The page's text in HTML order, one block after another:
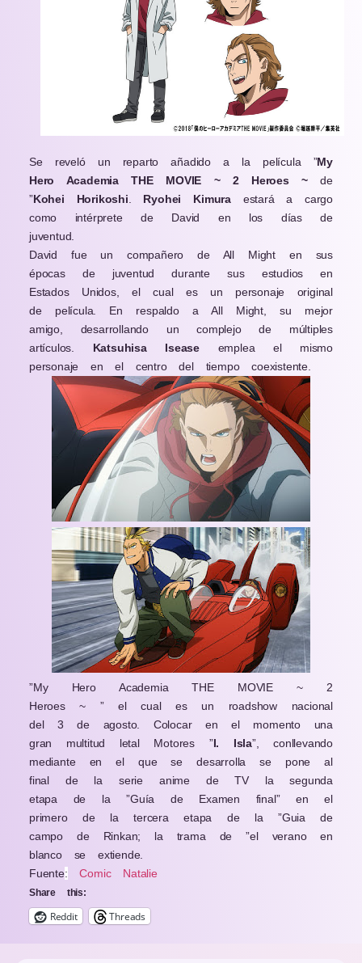
Se reveló un reparto añadido a la película ”My
Hero Academia THE MOVIE ~ 2 Heroes~
de
”Kohei Horikoshi Ryohei Kimuraestará a cargo
como intérprete de David en los días de
juventud.
David fue un compañero de All Might en sus
épocas de juventud durante sus estudios en
Estados Unidos, el cual es un personaje original
de película. En respaldo a All Might, su mejor
amigo, desarrollando un complejo de múltiples
artículos. Katsuhisa Isease emplea el mismo
personaje en el centro del tiempo coexistente.
”My Hero Academia THE MOVIE~ 2
Heroes~ ” el cual es un roadshow nacional
del 3 de agosto. Colocar en el momento una
gran multitud letal Motores ”I. Isla”, conllevando
mediante en el que se desarrolla se pone al
final de la serie anime de TV la segunda
etapa de la ”Guía de Examen final” en el
primero de la tercera etapa de la ”Guia de
campo de Rinkan; la trama de ”el verano en
blanco se extiende.
Fuente: Comic Natalie
Share this:
Reddit Threads